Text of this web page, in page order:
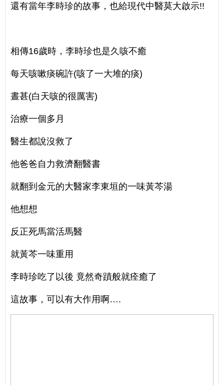
還有當年李時珍的故事，也給現代中醫莫大啟示!!
相傳16歲時，李時珍也是久咳不癒
每天咳嗽痰碗許(咳了一大堆的痰)
晝甚(白天咳的很厲害)
治療一個多月
醫生都說沒救了
他爸爸自力救濟翻醫書
就翻到金元的大醫家李東垣的一味黃芩湯
他想想
反正死馬當活馬醫
就黃芩一味重用
李時珍吃了以後 竟然奇蹟般就痊癒了
這故事，可以有大作用啊….